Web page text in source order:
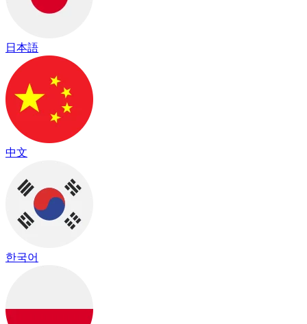
日本語
中文
한국어